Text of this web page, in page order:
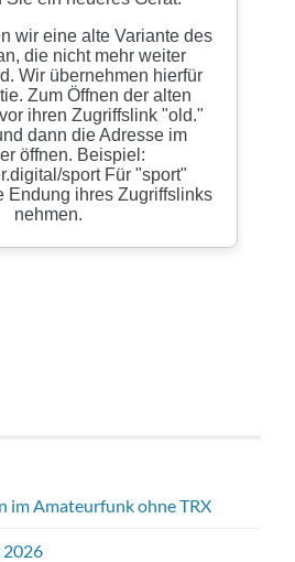
im Amateurfunk ohne TRX
2026